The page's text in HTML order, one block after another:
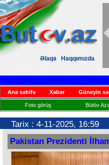
Əlaqə Haqqımızda
Ana səhifə Xəbər Güneyin
Foto görüş Bütöv
Tarix : 4-11-2025, 16:59
Pakistan Prezidenti